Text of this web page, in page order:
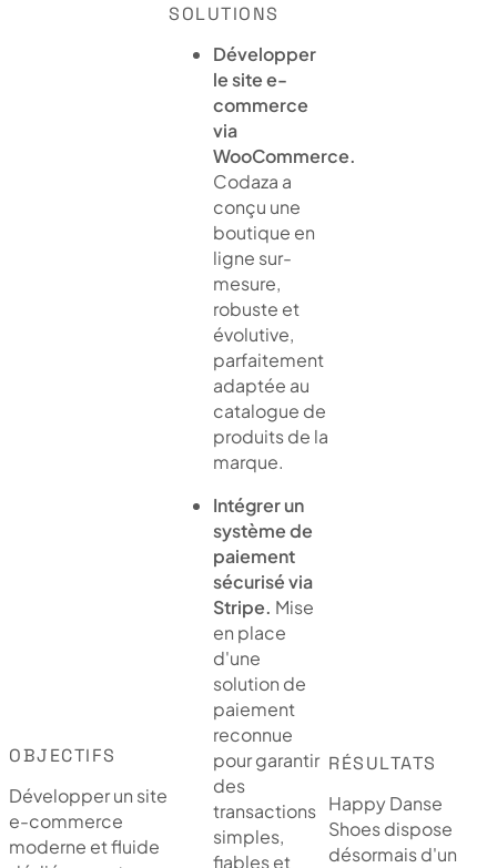
OBJECTIFS
Développer un site
e-commerce
moderne et fluide
SOLUTIONS
Développer
le site e-
commerce
via
WooCommerce.
Codaza a
conçu une
boutique en
ligne sur-
mesure,
robuste et
évolutive,
parfaitement
adaptée au
catalogue de
produits de la
marque.
Intégrer un
système de
paiement
sécurisé via
Stripe. Mise
en place
d'une
solution de
paiement
reconnue
pour garantir
des
transactions
simples,
fiables et
RÉSULTATS
Happy Danse
Shoes dispose
désormais d'un